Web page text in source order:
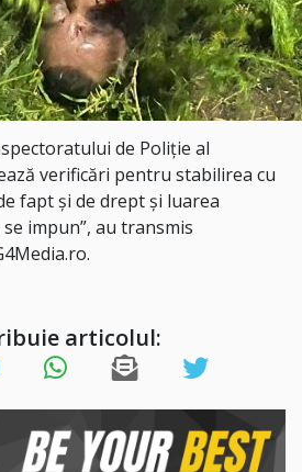
de Poliție al
verificări pentru stabilirea cu
fapt și de drept și luarea
impun”, au transmis
articolul: